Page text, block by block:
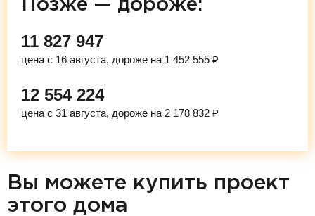
Позже — дороже:
11 827 947
цена с 16 августа, дороже на 1 452 555 ₽
12 554 224
цена с 31 августа, дороже на 2 178 832 ₽
Вы можете купить проект
этого дома